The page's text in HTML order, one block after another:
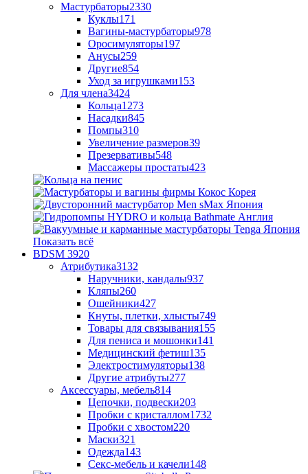
Мастурбаторы2330
Куклы171
Вагины-мастурбаторы978
Оросимуляторы197
Анусы259
Другие854
Уход за игрушками153
Для члена3424
Кольца1273
Насадки845
Помпы310
Увеличение размеров39
Презервативы548
Массажеры простаты423
Показать всё
BDSM 3920
Атрибутика3132
Наручники, кандалы937
Кляпы260
Ошейники427
Кнуты, плетки, хлысты749
Товары для связывания155
Для пениса и мошонки141
Медицинский фетиш135
Электростимуляторы138
Другие атрибуты277
Аксессуары, мебель814
Цепочки, подвески203
Пробки с кристаллом1732
Пробки с хвостом220
Маски321
Одежда143
Секс-мебель и качели148